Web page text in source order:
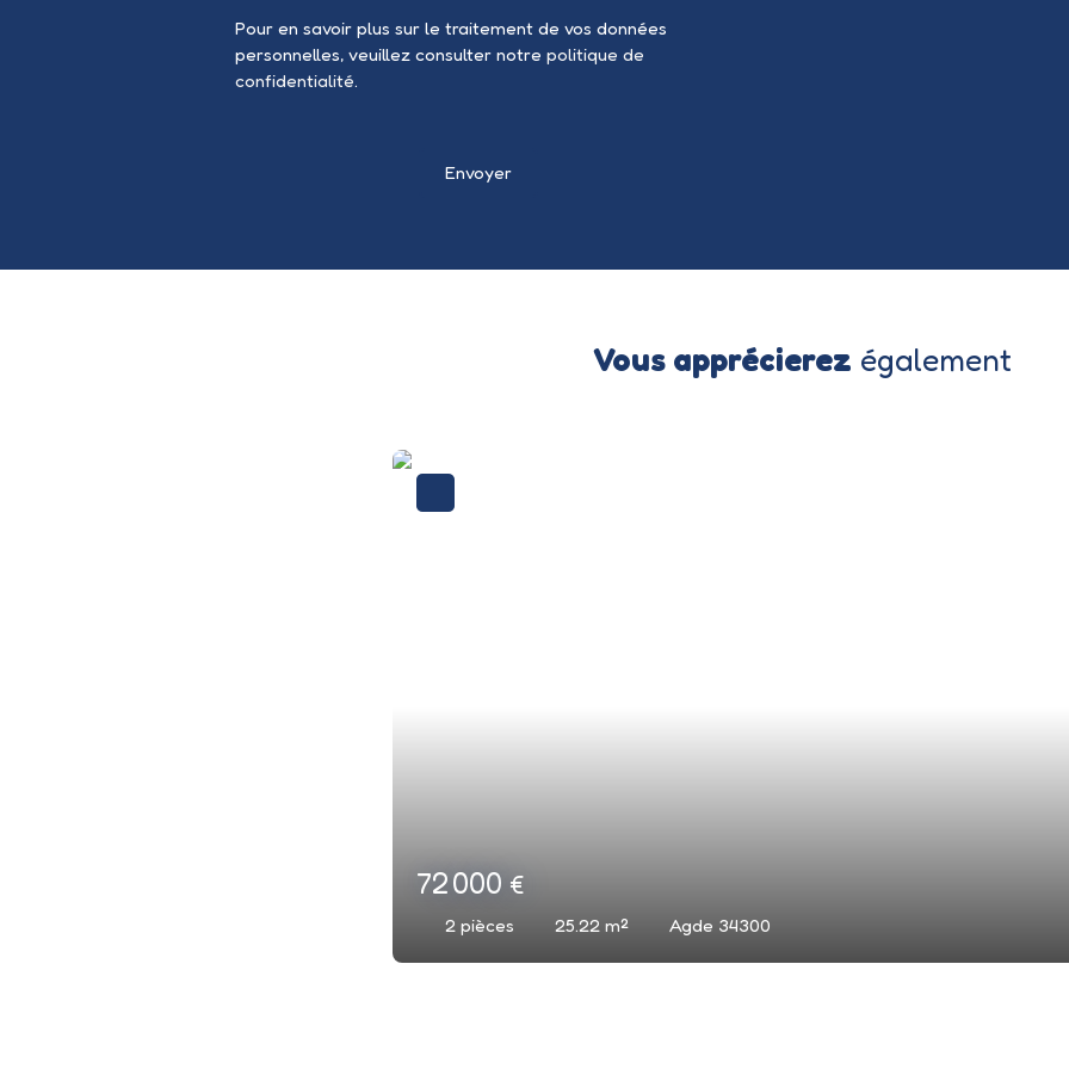
Pour en savoir plus sur le traitement de vos données
personnelles, veuillez consulter notre politique de
confidentialité.
Envoyer
Vous apprécierez également
128 000€
2 pièces 91.41m² Agde 34300